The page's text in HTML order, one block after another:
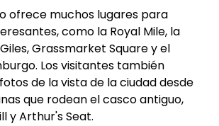
ofrece muchos lugares para
como la Royal Mile, la
Grassmarket Square y el
Los visitantes también
de la vista de la ciudad desde
que rodean el casco antiguo,
y Arthur's Seat.